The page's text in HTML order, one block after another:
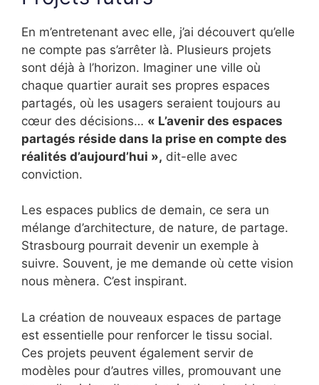
En m’entretenant avec elle, j’ai découvert qu’elle
ne compte pas s’arrêter là. Plusieurs projets
sont déjà à l’horizon. Imaginer une ville où
chaque quartier aurait ses propres espaces
partagés, où les usagers seraient toujours au
cœur des décisions… « L’avenir des espaces
partagés réside dans la prise en compte des
réalités d’aujourd’hui », dit-elle avec
conviction.
Les espaces publics de demain, ce sera un
mélange d’architecture, de nature, de partage.
Strasbourg pourrait devenir un exemple à
suivre. Souvent, je me demande où cette vision
nous mènera. C’est inspirant.
La création de nouveaux espaces de partage
est essentielle pour renforcer le tissu social.
Ces projets peuvent également servir de
modèles pour d’autres villes, promouvant une